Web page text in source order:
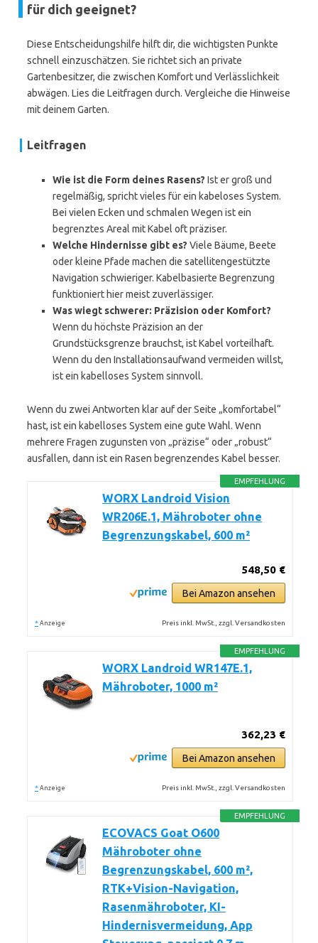
für dich geeignet?
Diese Entscheidungshilfe hilft dir, die wichtigsten Punkte
schnell einzuschätzen. Sie richtet sich an private
Gartenbesitzer, die zwischen Komfort und Verlässlichkeit
abwägen. Lies die Leitfragen durch. Vergleiche die Hinweise
mit deinem Garten.
Leitfragen
Wie ist die Form deines Rasens? Ist er groß und
regelmäßig, spricht vieles für ein kabeloses System.
Bei vielen Ecken und schmalen Wegen ist ein
begrenztes Areal mit Kabel oft präziser.
Welche Hindernisse gibt es? Viele Bäume, Beete
oder kleine Pfade machen die satellitengestützte
Navigation schwieriger. Kabelbasierte Begrenzung
funktioniert hier meist zuverlässiger.
Was wiegt schwerer: Präzision oder Komfort?
Wenn du höchste Präzision an der
Grundstücksgrenze brauchst, ist Kabel vorteilhaft.
Wenn du den Installationsaufwand vermeiden willst,
ist ein kabelloses System sinnvoll.
Wenn du zwei Antworten klar auf der Seite „komfortabel“
hast, ist ein kabelloses System eine gute Wahl. Wenn
mehrere Fragen zugunsten von „präzise“ oder „robust“
ausfallen, dann ist ein Rasen begrenzendes Kabel besser.
EMPFEHLUNG
WORX Landroid Vision
WR206E.1, Mähroboter ohne
Begrenzungskabel, 600 m²
548,50 €
Bei Amazon ansehen
* Anzeige Preis inkl. MwSt., zzgl. Versandkosten
EMPFEHLUNG
WORX Landroid WR147E.1,
Mähroboter, 1000 m²
362,23 €
Bei Amazon ansehen
* Anzeige Preis inkl. MwSt., zzgl. Versandkosten
EMPFEHLUNG
ECOVACS Goat O600
Mähroboter ohne
Begrenzungskabel, 600 m²,
RTK+Vision-Navigation,
Rasenmähroboter, KI-
Hindernisvermeidung, App